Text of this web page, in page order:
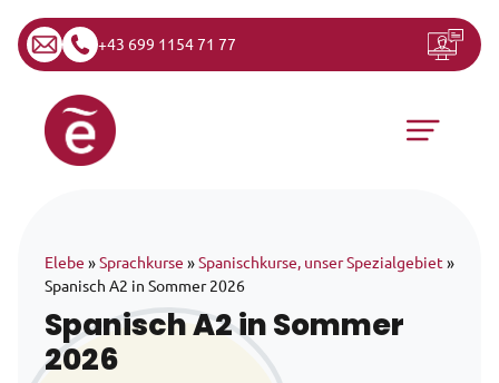
+43 699 1154 71 77
Zum Inhalt springen
Hauptnavigation
Elebe »Sprachkurse »Spanischkurse, unser Spezialgebiet »
Spanisch A2 in Sommer 2026
Spanisch A2 in Sommer
2026